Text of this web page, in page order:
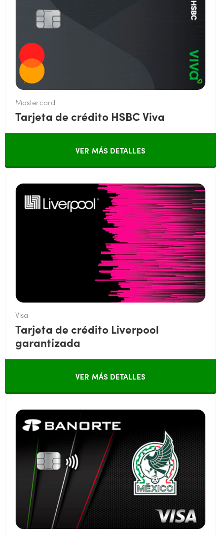
Mastercard
Tarjeta de crédito HSBC Viva
VER MÁS DETALLES
Visa
Tarjeta de crédito Liverpool
garantizada
VER MÁS DETALLES